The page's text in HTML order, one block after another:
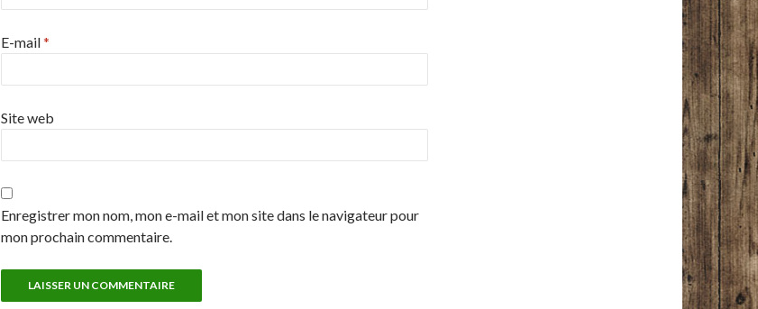
E-mail*
Site web
Enregistrer mon nom, mon e-mail et mon site dans le navigateur pour
mon prochain commentaire.